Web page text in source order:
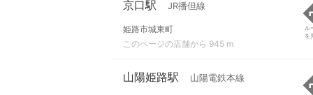
京口駅 JR播但線
姫路市城東町
このページの店舗から 945 m
ル
を
山陽姫路駅 山陽電鉄本線